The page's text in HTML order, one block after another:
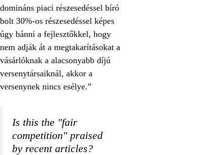
domináns piaci részesedéssel bíró
bolt 30%-os részesedéssel képes
úgy bánni a fejlesztőkkel, hogy
nem adják át a megtakarításokat a
vásárlóknak a alacsonyabb díjú
versenytársaiknál, akkor a
versenynek nincs esélye.”
Is this the "fair
competition" praised
by recent articles?